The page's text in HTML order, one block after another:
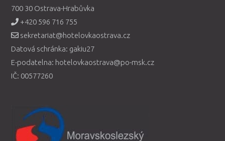
700 30 Ostrava-Hrabůvka
+420 596 716 755
sekretariat@hotelovkaostrava.cz
Datová schránka: gakiu27
E-podatelna: hotelovkaostrava@po-msk.cz
IČ: 00577260